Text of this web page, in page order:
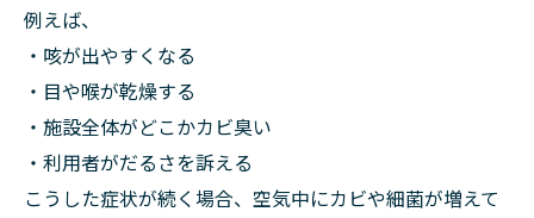
例えば、
・咳が出やすくなる
・目や喉が乾燥する
・施設全体がどこかカビ臭い
・利用者がだるさを訴える
こうした症状が続く場合、空気中にカビや細菌が増えて